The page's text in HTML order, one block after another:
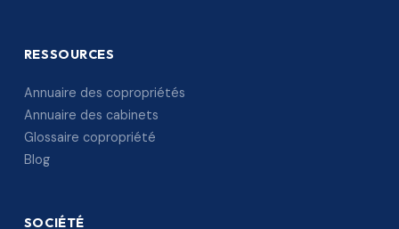
RESSOURCES
Annuaire des copropriétés
Annuaire des cabinets
Glossaire copropriété
Blog
SOCIÉTÉ